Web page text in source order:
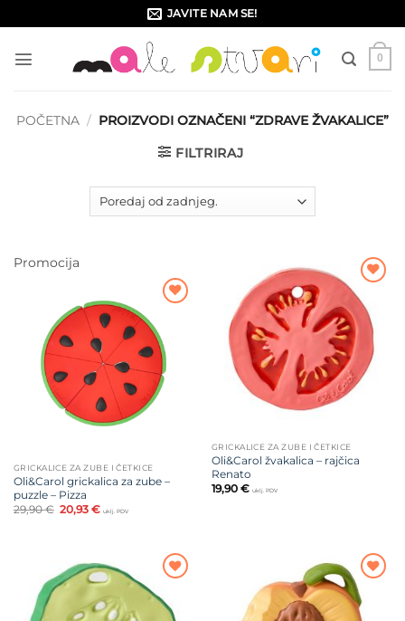
to
content
JAVITE NAM SE!
0
POČETNA / PROIZVODI OZNAČENI “ZDRAVE ŽVAKALICE”
FILTRIRAJ
Promocija
na listu
želja
GRICKALICE ZA ZUBE I ČETKICE
Oli&Carol grickalica za zube –
puzzle – Pizza
29,90€ Izvorna
cijena
20,93€Trenutna
uklj. PDV
Dodajte
na listu
želja
GRICKALICE ZA ZUBE I ČETKICE
Oli&Carol žvakalica – rajčica
Renato
19,90 € uklj. PDV
Dodajte
na listu
želja
Dodajte
na listu
želja